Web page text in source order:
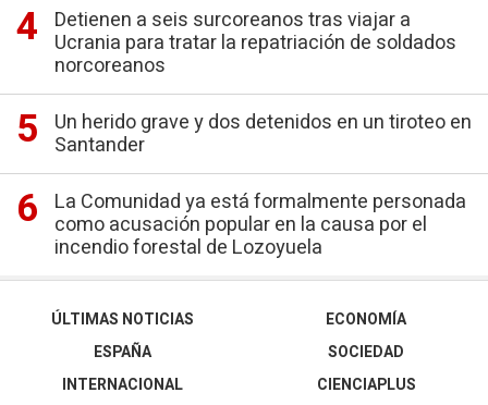
Detienen a seis surcoreanos tras viajar a
Ucrania para tratar la repatriación de soldados
norcoreanos
Un herido grave y dos detenidos en un tiroteo en
Santander
La Comunidad ya está formalmente personada
como acusación popular en la causa por el
incendio forestal de Lozoyuela
ÚLTIMAS NOTICIAS
ESPAÑA
INTERNACIONAL
ECONOMÍA
SOCIEDAD
CIENCIAPLUS